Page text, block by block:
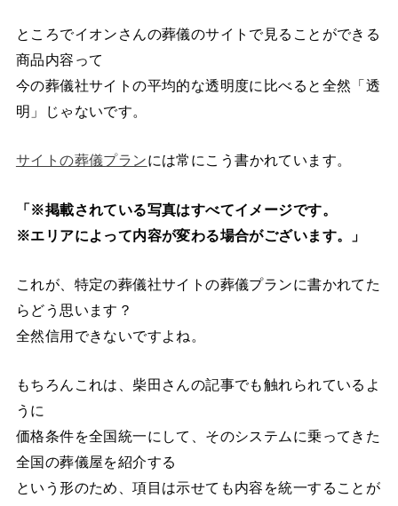
ところでイオンさんの葬儀のサイトで見ることができる
商品内容って
今の葬儀社サイトの平均的な透明度に比べると全然「透
明」じゃないです。
サイトの葬儀プランには常にこう書かれています。
「※掲載されている写真はすべてイメージです。
※エリアによって内容が変わる場合がございます。」
これが、特定の葬儀社サイトの葬儀プランに書かれてた
らどう思います？
全然信用できないですよね。
もちろんこれは、柴田さんの記事でも触れられているよ
うに
価格条件を全国統一にして、そのシステムに乗ってきた
全国の葬儀屋を紹介する
という形のため、項目は示せても内容を統一することが